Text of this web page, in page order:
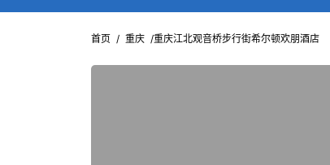
首页 / 重庆 /重庆江北观音桥步行街希尔顿欢朋酒店